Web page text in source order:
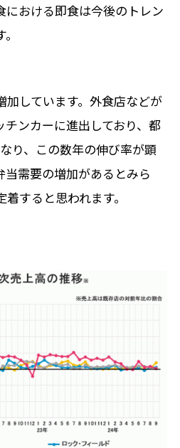
における即食は今後のトレン
加しています。外食店などが
ンカーに進出しており、都
り、この数年の伸び率が顕
需要の増加があるとみら
すると思われます。